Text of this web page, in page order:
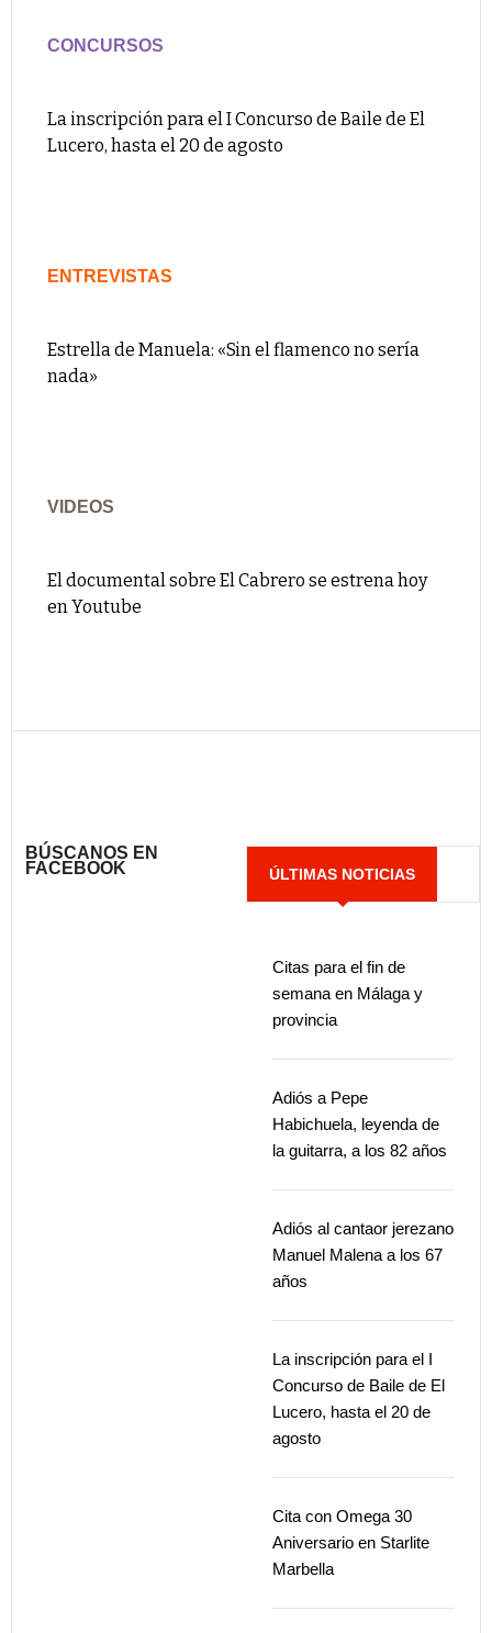
CONCURSOS
La inscripción para el I Concurso de Baile de El
Lucero, hasta el 20 de agosto
ENTREVISTAS
Estrella de Manuela: «Sin el flamenco no sería
nada»
VIDEOS
El documental sobre El Cabrero se estrena hoy
en Youtube
BÚSCANOS EN
FACEBOOK
ÚLTIMAS NOTICIAS
Citas para el fin de
semana en Málaga y
provincia
Adiós a Pepe
Habichuela, leyenda de
la guitarra, a los 82 años
Adiós al cantaor jerezano
Manuel Malena a los 67
años
La inscripción para el I
Concurso de Baile de El
Lucero, hasta el 20 de
agosto
Cita con Omega 30
Aniversario en Starlite
Marbella